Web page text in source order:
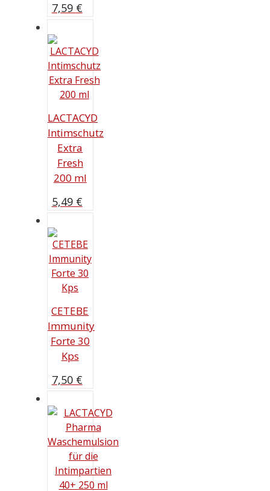
7,59 €
LACTACYD
Intimschutz
Extra
Fresh
200 ml
5,49 €
CETEBE
Immunity
Forte 30
Kps
7,50 €